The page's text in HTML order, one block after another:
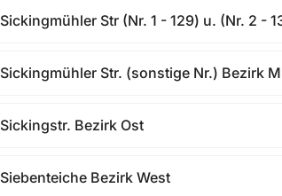
Sickingmühler Str (Nr. 1 - 129) u. (Nr. 2 -
Sickingmühler Str. (sonstige Nr.) Bezirk
Sickingstr. Bezirk Ost
Siebenteiche Bezirk West